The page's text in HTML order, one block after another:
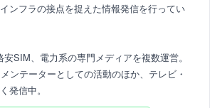
ンフラの接点を捉えた情報発信を行ってい
SIM、電力系の専門メディアを複数運営。
ンテーターとしての活動のほか、テレビ・
発信中。